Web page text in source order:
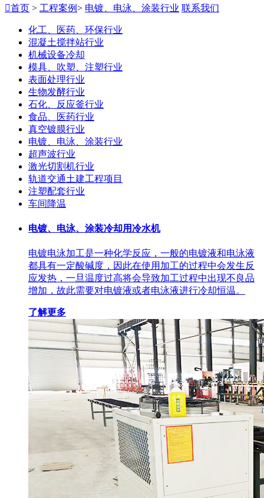
首页 > 工程案例> 电镀、电泳、涂装行业 联系我们
化工、医药、环保行业
混凝土搅拌站行业
机械设备冷却
模具、吹塑、注塑行业
表面处理行业
生物发酵行业
石化、反应釜行业
食品、医药行业
真空镀膜行业
电镀、电泳、涂装行业
超声波行业
激光切割机行业
轨道交通土建工程项目
注塑配套行业
车间降温
电镀、电泳、涂装冷却用冷水机
电镀电泳加工是一种化学反应，一般的电镀液和电泳液
都具有一定酸碱度，因此在使用加工的过程中会发生反
应发热，一旦温度过高将会导致加工过程中出现不良品
增加，故此需要对电镀液或者电泳液进行冷却恒温。
了解更多